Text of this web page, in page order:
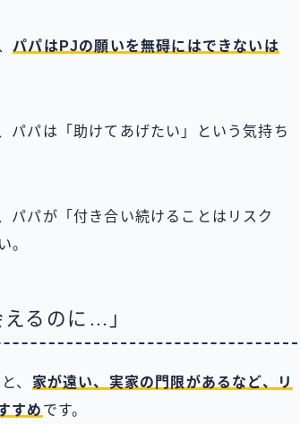
パパはPJの願いを無碍にはできないは
パパは「助けてあげたい」という気持ち
パパが「付き合い続けることはリスク
。
るのに…」
、 家が遠い、実家の門限があるなど、リ
すめ です。